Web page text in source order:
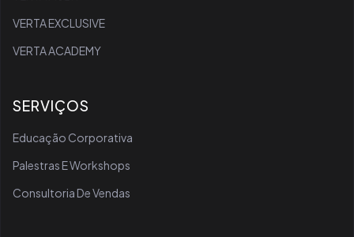
VERTA EXCLUSIVE
VERTA ACADEMY
SERVIÇOS
Educação Corporativa
Palestras E Workshops
Consultoria De Vendas